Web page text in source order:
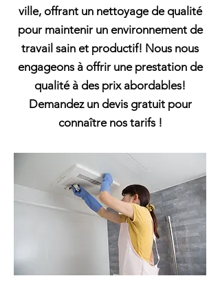
ville, offrant un nettoyage de qualité
pour maintenir un environnement de
travail sain et productif! Nous nous
engageons à offrir une prestation de
qualité à des prix abordables!
Demandez un devis gratuit pour
connaître nos tarifs !